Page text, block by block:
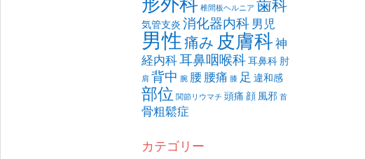
椎間板ヘルニア
気管支炎消化器内科男児
男性痛み皮膚科神
経内科耳鼻咽喉科耳鼻科肘
肩 背中 腕 腰腰痛 膝 足 違和感
部位 関節リウマチ 頭痛 顔 風邪 首
骨粗鬆症
カテゴリー